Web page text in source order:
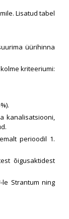
Lisatud tabel
üürihinna
kriteeriumi:
kanalisatsiooni,
perioodil 1.
õigusaktidest
le Strantum ning